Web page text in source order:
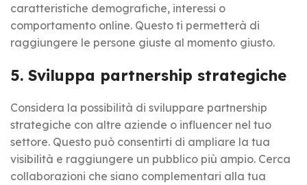
caratteristiche demografiche, interessi o
comportamento online. Questo ti permetterà di
raggiungere le persone giuste al momento giusto.
5. Sviluppa partnership strategiche
Considera la possibilità di sviluppare partnership
strategiche con altre aziende o influencer nel tuo
settore. Questo può consentirti di ampliare la tua
visibilità e raggiungere un pubblico più ampio. Cerca
collaborazioni che siano complementari alla tua